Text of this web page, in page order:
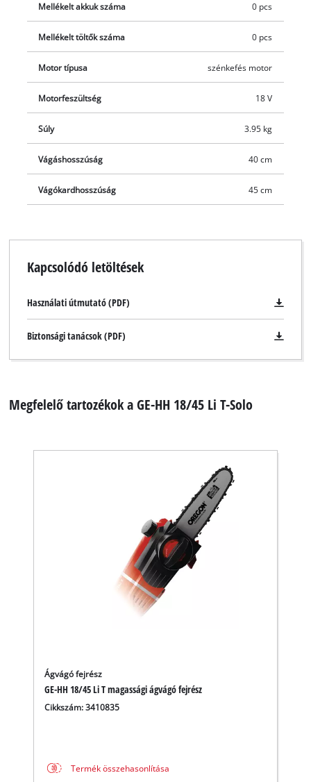
Mellékelt akkuk száma 0 pcs
Mellékelt töltők száma 0 pcs
Motor típusa szénkefés motor
Motorfeszültség 18 V
Súly 3.95 kg
Vágáshosszúság 40 cm
Vágókardhosszúság 45 cm
Kapcsolódó letöltések
Használati útmutató (PDF)
Biztonsági tanácsok (PDF)
Megfelelő tartozékok a GE-HH 18/45 Li T-Solo
Ágvágó fejrész
GE-HH 18/45 Li T magassági ágvágó fejrész
Cikkszám: 3410835
Termék összehasonlítása